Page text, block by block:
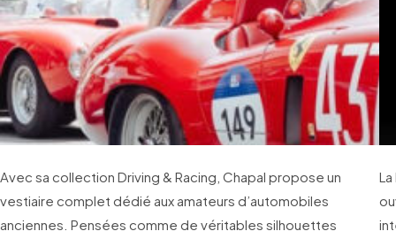
Avec sa collection Driving & Racing, Chapal propose un
vestiaire complet dédié aux amateurs d’automobiles
anciennes. Pensées comme de véritables silhouettes